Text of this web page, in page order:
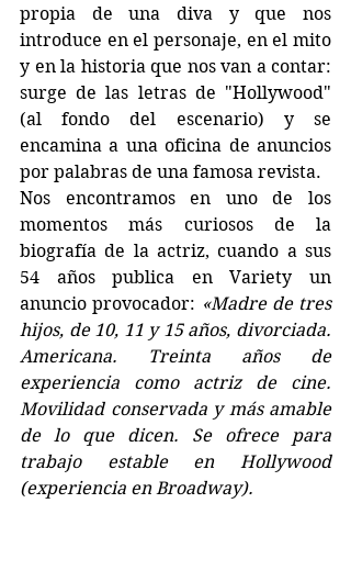
propia de una diva y que nos
introduce en el personaje, en el mito
y en la historia que nos van a contar:
surge de las letras de "Hollywood"
(al fondo del escenario) y se
encamina a una oficina de anuncios
por palabras de una famosa revista.
Nos encontramos en uno de los
momentos más curiosos de la
biografía de la actriz, cuando a sus
54 años publica en Variety un
anuncio provocador: «Madre de tres
hijos, de 10, 11 y 15 años, divorciada.
Americana. Treinta años de
experiencia como actriz de cine.
Movilidad conservada y más amable
de lo que dicen. Se ofrece para
trabajo estable en Hollywood
(experiencia en Broadway).